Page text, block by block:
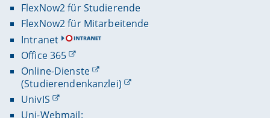
FlexNow2 für Studierende
FlexNow2 für Mitarbeitende
Intranet
Office 365
Online-Dienste
(Studierendenkanzlei)
UnivIS
Uni-Webmail: